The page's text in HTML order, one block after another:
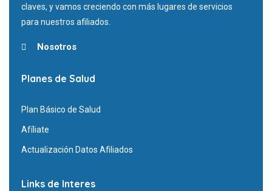
claves, y vamos creciendo con más lugares de servicios
para nuestros afiliados.
Nosotros
Planes de Salud
Plan Básico de Salud
Afíliate
Actualización Datos Afiliados
Links de Interes